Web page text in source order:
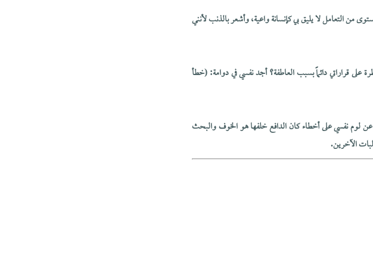
من التعامل لا يليق بي كإنسانة واعية، وأشعر بالذنب لأنني
قراراتي دائماً بسبب العاطفة؟ أجد نفسي في دوامة: (خطأ
نفسي على أخطاء كان الدافع خلفها هو الخوف والبحث
الآخرين.